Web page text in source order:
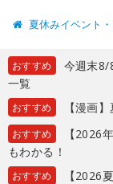
夏休みイベント
おすすめ
今週末8/
一覧
おすすめ 【漫画
おすすめ
【2026
もわかる！
おすすめ
【2026